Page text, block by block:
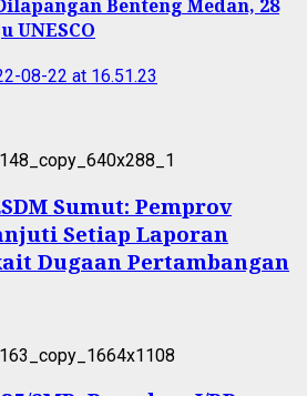
Benteng Medan, 28
UNESCO
Sumut: Pemprov
Setiap Laporan
Dugaan Pertambangan